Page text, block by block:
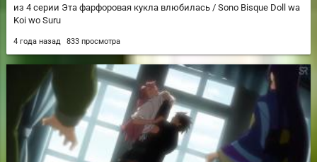
из 4 серии Эта фарфоровая кукла влюбилась / Sono Bisque Doll wa
Koi wo Suru
4 года назад 833 просмотра